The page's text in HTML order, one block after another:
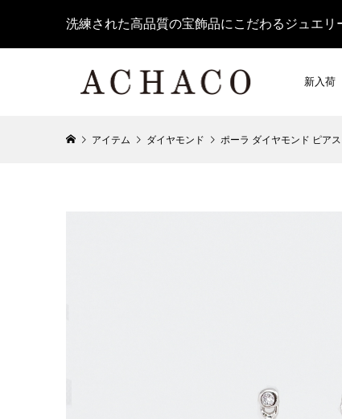
洗練された高品質の宝飾品にこだわるジュエリ
新入荷
アイテム ダイヤモンド ポーラ ダイヤモンド ピア